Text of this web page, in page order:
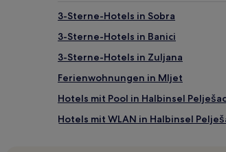
3-Sterne-Hotels in Sobra
3-Sterne-Hotels in Banici
3-Sterne-Hotels in Zuljana
Ferienwohnungen in Mljet
Hotels mit Pool in Halbinsel Pelješac
Hotels mit WLAN in Halbinsel